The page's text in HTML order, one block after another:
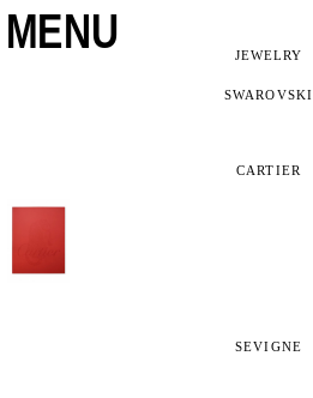
MENU JEWELRY
SWAROVSKI
CARTIER
SEVIGNE